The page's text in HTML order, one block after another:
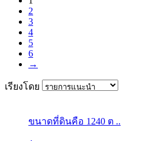
2
3
4
5
6
→
เรียงโดย
ขนาดที่ดินคือ 1240 ต ..